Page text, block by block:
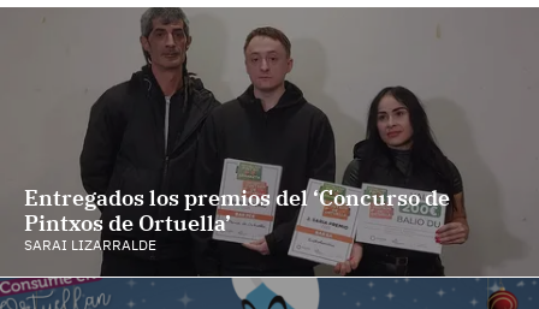
Entregados los premios del ‘Concurso de
Pintxos de Ortuella’
SARAI LIZARRALDE